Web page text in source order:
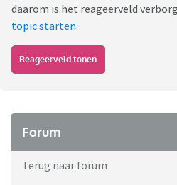
daarom is het reageerveld
topic starten.
Reageerveld tonen
Forum
Terug naar forum